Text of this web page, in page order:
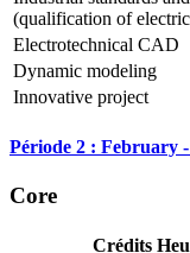
(qualification of
Electrotechnical CAD
Dynamic modeling
Innovative project
Période 2 : February
Core
Crédits